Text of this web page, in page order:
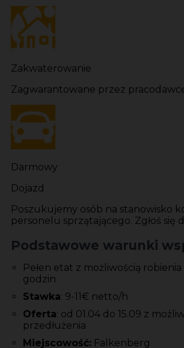
Zakwaterowanie
Zagwarantowane przez
Darmowy
Dojazd
Poszukujemy osób na stanowisko
personelu sprzątającego. Zgłoś się
Podstawowe warunki
Pełen etat z możliwością
godzin
Stawka: 9-11€ netto/h
Oferta: od 01.04 do 15.09 z
przedłużenia
Miejscowość: Falkenberg